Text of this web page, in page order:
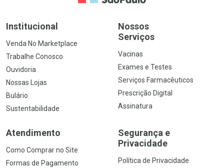
Institucional
Venda No Marketplace
Trabalhe Conosco
Ouvidoria
Nossas Lojas
Bulário
Sustentabilidade
Nossos
Serviços
Vacinas
Exames e Testes
Serviços Farmacêuticos
Prescrição Digital
Assinatura
Atendimento
Como Comprar no Site
Formas de Pagamento
Segurança e
Privacidade
Política de Privacidade